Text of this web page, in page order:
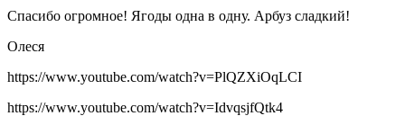
Спасибо огромное! Ягоды одна в одну. Арбуз сладкий!
Олеся
https://www.youtube.com/watch?v=PlQZXiOqLCI
https://www.youtube.com/watch?v=IdvqsjfQtk4